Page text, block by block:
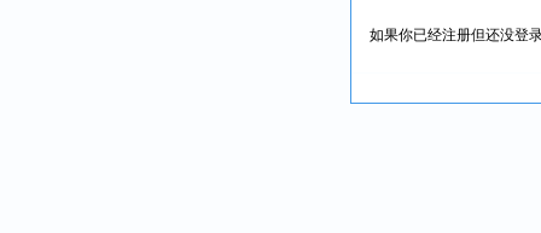
如果你已经注册但还没登